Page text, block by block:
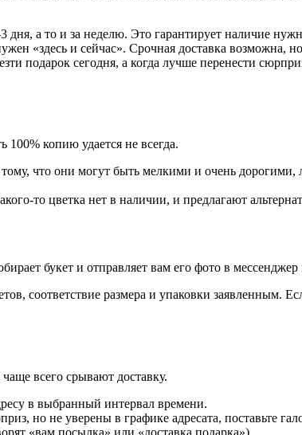
дня, а то и за неделю. Это гарантирует наличие
«здесь и сейчас». Срочная доставка возможна,
подарок сегодня, а когда лучше перенести
копию удается не всегда.
что они могут быть мелкими и очень
то цветка нет в наличии, и предлагают
букет и отправляет вам его фото в мессенджер
соответствие размера и упаковки заявленным.
всего срывают доставку.
в выбранный интервал времени.
но не уверены в графике адресата, поставьте
«вам посылка» или «доставка подарка»).